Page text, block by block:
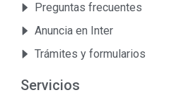
Preguntas frecuentes
Anuncia en Inter
Trámites y formularios
Servicios